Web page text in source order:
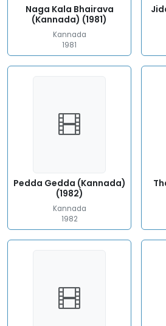
Naga Kala Bhairava
(Kannada) (1981)
Kannada
1981
Pedda Gedda (Kannada)
(1982)
Kannada
1982